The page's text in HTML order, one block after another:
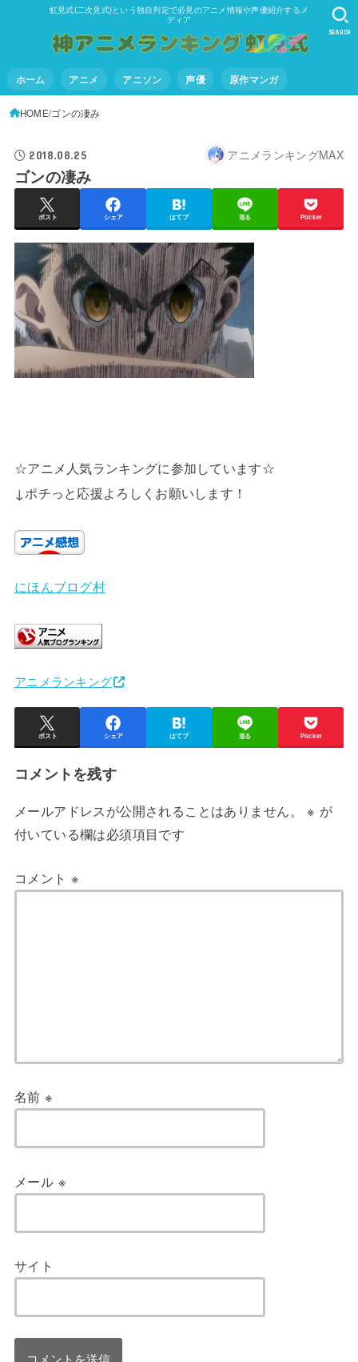
虹見式(二次見式)という独自判定で必見のアニメ情報や声優紹介するメ
ディア
ホーム アニメ アニソン 声優 原作マンガ
SEARCH
HOME ゴンの凄み
2018.08.25 アニメランキングMAX
ゴンの凄み
ポスト シェア はてブ 送る Pocket
☆アニメ人気ランキングに参加しています☆
↓ポチっと応援よろしくお願いします！
にほんブログ村
アニメランキング
ポスト シェア はてブ 送る Pocket
コメントを残す
メールアドレスが公開されることはありません。 ※ が
付いている欄は必須項目です
コメント ※
名前※
メール ※
サイト